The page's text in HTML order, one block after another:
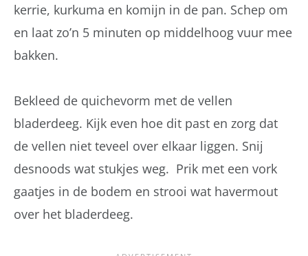
kerrie, kurkuma en komijn in de pan. Schep om
en laat zo’n 5 minuten op middelhoog vuur mee
bakken.
Bekleed de quichevorm met de vellen
bladerdeeg. Kijk even hoe dit past en zorg dat
de vellen niet teveel over elkaar liggen. Snij
desnoods wat stukjes weg. Prik met een vork
gaatjes in de bodem en strooi wat havermout
over het bladerdeeg.